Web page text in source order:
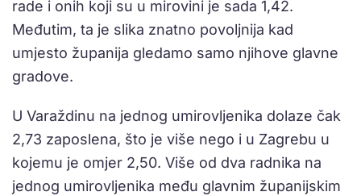
rade i onih koji su u mirovini je sada 1,42.
Međutim, ta je slika znatno povoljnija kad
umjesto županija gledamo samo njihove glavne
gradove.
U Varaždinu na jednog umirovljenika dolaze čak
2,73 zaposlena, što je više nego i u Zagrebu u
kojemu je omjer 2,50. Više od dva radnika na
jednog umirovljenika među glavnim županijskim